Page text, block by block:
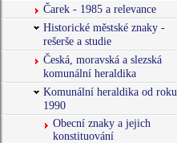
Čarek - 1985 a relevance
Historické městské znaky -
rešerše a studie
Česká, moravská a slezská
komunální heraldika
Komunální heraldika od roku
1990
Obecní znaky a jejich
konstituování